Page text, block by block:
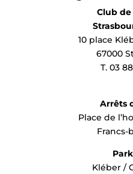
Club de
10 place
67000
T. 03
Arrêts
Place de
Francs-
Kléber /